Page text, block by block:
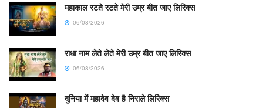
महाकाल रटते रटते मेरी उम्र बीत जाए लिरिक्स
06/08/2026
राधा नाम लेते लेते मेरी उम्र बीत जाए लिरिक्स
06/08/2026
दुनिया में महादेव देव है निराले लिरिक्स